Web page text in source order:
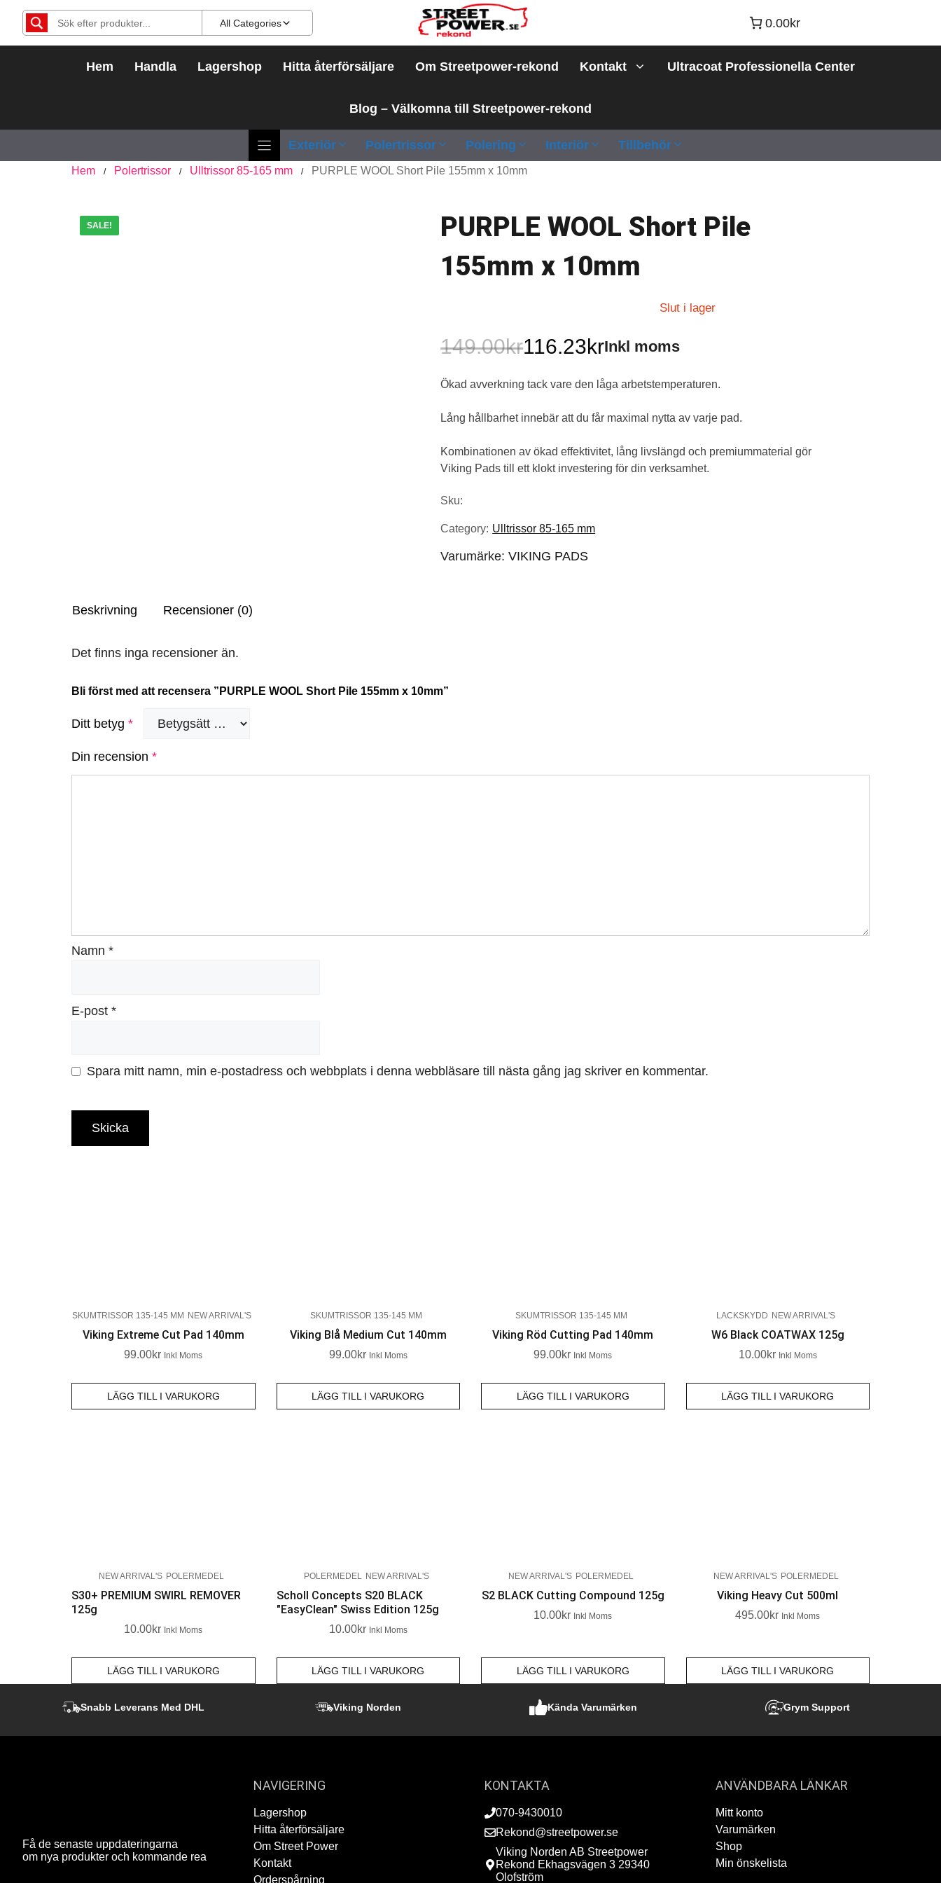
Hoppa
innehåll
All Categories 0.00kr
Hem Handla Lagershop Hitta återförsäljare Om Streetpower-rekond Kontakt Ultracoat Professionella Center
Blog – Välkomna till Streetpower-rekond
Exteriör Polertrissor Polering Interiör Tillbehör
Hem / Polertrissor / Ulltrissor 85-165 mm / PURPLE WOOL Short Pile 155mm x 10mm
SALE!
PURPLE WOOL Short Pile
155mm x 10mm
Slut i lager
149.00kr
Det
ursprungliga
priset
var:
149.00kr.
116.23kr
Det
nuvarande
priset
är:
116.23kr.
Inkl moms
Ökad avverkning tack vare den låga arbetstemperaturen.
Lång hållbarhet innebär att du får maximal nytta av varje pad.
Kombinationen av ökad effektivitet, lång livslängd och premiummaterial gör
Viking Pads till ett klokt investering för din verksamhet.
Sku:
Category: Ulltrissor 85-165 mm
Varumärke:VIKING PADS
Beskrivning Recensioner (0)
Det finns inga recensioner än.
Bli först med att recensera ”PURPLE WOOL Short Pile 155mm x 10mm”
Ditt betyg *
Din recension *
Namn *
E-post *
Spara mitt namn, min e-postadress och webbplats i denna webbläsare till nästa gång jag skriver en kommentar.
SKUMTRISSOR 135-145 MM NEW ARRIVAL'S
Viking Extreme Cut Pad 140mm
99.00Kr Inkl Moms
LÄGG TILL I VARUKORG
SKUMTRISSOR 135-145 MM
Viking Blå Medium Cut 140mm
99.00Kr Inkl Moms
LÄGG TILL I VARUKORG
SKUMTRISSOR 135-145 MM
Viking Röd Cutting Pad 140mm
99.00Kr Inkl Moms
LÄGG TILL I VARUKORG
LACKSKYDD NEW ARRIVAL'S
W6 Black COATWAX 125g
10.00Kr Inkl Moms
LÄGG TILL I VARUKORG
NEW ARRIVAL'S POLERMEDEL
S30+ PREMIUM SWIRL REMOVER
125g
10.00Kr Inkl Moms
LÄGG TILL I VARUKORG
POLERMEDEL NEW ARRIVAL'S
Scholl Concepts S20 BLACK
"EasyClean" Swiss Edition 125g
10.00Kr Inkl Moms
LÄGG TILL I VARUKORG
NEW ARRIVAL'S POLERMEDEL
S2 BLACK Cutting Compound 125g
10.00Kr Inkl Moms
LÄGG TILL I VARUKORG
NEW ARRIVAL'S POLERMEDEL
Viking Heavy Cut 500ml
495.00Kr Inkl Moms
LÄGG TILL I VARUKORG
Snabb Leverans Med DHL Viking Norden Kända Varumärken Grym Support
Få de senaste uppdateringarna
om nya produkter och kommande rea
NAVIGERING
Lagershop
Hitta återförsäljare
Om Street Power
Kontakt
Orderspårning
KONTAKTA
070-9430010
Rekond@streetpower.se
Viking Norden AB Streetpower
Rekond Ekhagsvägen 3 29340
Olofström
ANVÄNDBARA LÄNKAR
Mitt konto
Varumärken
Shop
Min önskelista